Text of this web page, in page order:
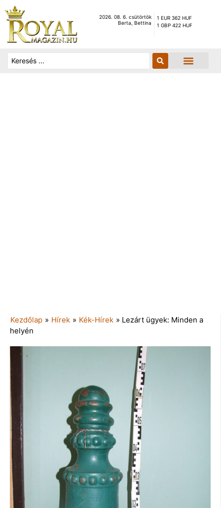
2026. 08. 6. csütörtök
Berta, Bettina
1 EUR 362 HUF
1 GBP 422 HUF
Kezdőlap » Hírek » Kék-Hírek » Lezárt ügyek: Minden a
helyén